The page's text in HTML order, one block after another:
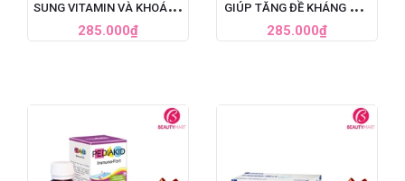
SUNG VITAMIN VÀ KHOÁNG
CHẤT CHO BÉ, 125ML
285.000₫
GIÚP TĂNG ĐỀ KHÁNG MŨI
HỌNG CHO TRẺ, 125ML
285.000₫